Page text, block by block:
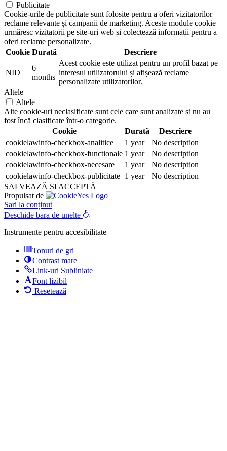
Publicitate
Cookie-urile de publicitate sunt folosite pentru a oferi vizitatorilor
reclame relevante și campanii de marketing. Aceste module cookie
urmăresc vizitatorii pe site-uri web și colectează informații pentru a
oferi reclame personalizate.
Cookie Durată Descriere
NID
6
months
Acest cookie este utilizat pentru un profil bazat pe
interesul utilizatorului și afișează reclame
personalizate utilizatorilor.
Altele
Altele
Alte cookie-uri neclasificate sunt cele care sunt analizate și nu au
fost încă clasificate într-o categorie.
Cookie
Durată
Descriere
cookielawinfo-checkbox-analitice
1 year
No description
cookielawinfo-checkbox-functionale 1 year
No description
cookielawinfo-checkbox-necesare
1 year
No description
cookielawinfo-checkbox-publicitate 1 year
No description
SALVEAZĂ ȘI ACCEPTĂ
Propulsat de
Sari la conținut
Deschide bara de unelte
Instrumente pentru accesibilitate
Tonuri de gri
Contrast mare
Link-uri Subliniate
Font lizibil
Resetează